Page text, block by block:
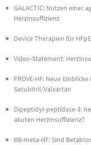
GALACTIC: Nutzen einer
Herzinsuffizienz
Device Therapien für
Video-Statement:
PROVE-HF: Neue
Sacubitril/Valsartan
Dipeptidyl-peptidase-3:
akuten Herzinsuffizienz?
BB-meta-HF: Sind